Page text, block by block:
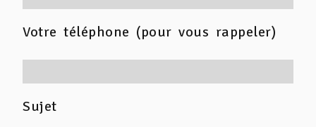
Votre téléphone (pour vous rappeler)
Sujet